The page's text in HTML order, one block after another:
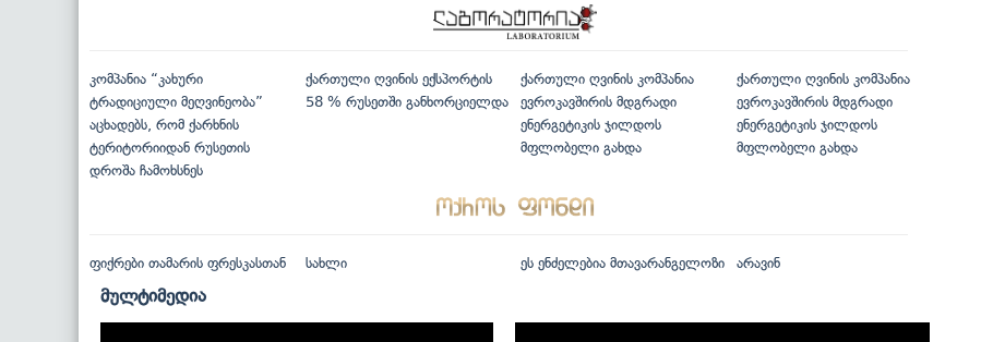
კომპანია “კახური
ტრადიციული მეღვინეობა”
აცხადებს, რომ ქარხნის
ტერიტორიიდან რუსეთის
დროშა ჩამოხსნეს
ქართული ღვინის ექსპორტის
58 % რუსეთში განხორციელდა
ქართული ღვინის კომპანია
ევროკავშირის მდგრადი
ენერგეტიკის ჯილდოს
მფლობელი გახდა
ქართული ღვინის კომპანია
ევროკავშირის მდგრადი
ენერგეტიკის ჯილდოს
მფლობელი გახდა
ფიქრები თამარის ფრესკასთან სახლი ეს ენძელებია მთავარანგელოზი არავინ
მულტიმედია